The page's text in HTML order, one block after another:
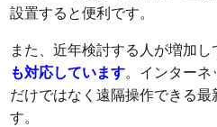
設置すると便利です。
また、近年検討する人が増加し
も対応しています。インター
だけではなく遠隔操作できる最
す。